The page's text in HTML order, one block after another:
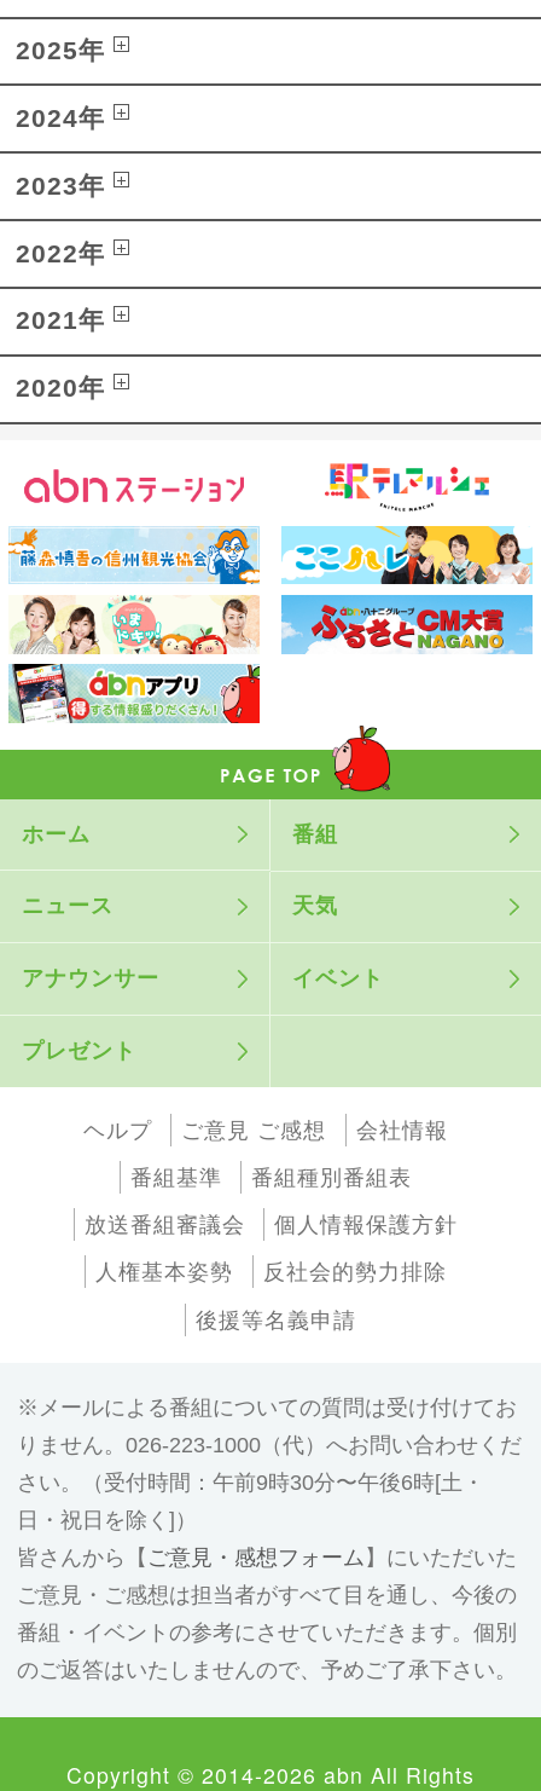
2025年
2024年
2023年
2022年
2021年
2020年
ホーム 番組
ニュース 天気
アナウンサー イベント
プレゼント
ヘルプ ご意見 ご感想
会社情報
番組基準
番組種別番組表
放送番組審議会
個人情報保護方針
人権基本姿勢
反社会的勢力排除
後援等名義申請
メールによる番組についての質問は受け付けてお
りません。026-223-1000（代）へお問い合わせくだ
さい。（受付時間：午前9時30分〜午後6時[土・
日・祝日を除く]）
皆さんから【 ご意見・感想フォーム 】にいただいた
ご意見・ご感想は担当者がすべて目を通し、今後の
番組・イベントの参考にさせていただきます。個別
のご返答はいたしませんので、予めご了承下さい。
Copyright © 2014-2026 abn All Rights